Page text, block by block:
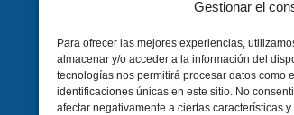
Gestionar el
Para ofrecer las mejores experiencias,
almacenar y/o acceder a la información del
tecnologías nos permitirá procesar datos como
identificaciones únicas en este sitio. No
afectar negativamente a ciertas características